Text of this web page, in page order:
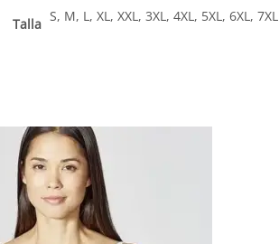
Talla S, M, L, XL, XXL, 3XL, 4XL, 5XL, 6XL, 7XL